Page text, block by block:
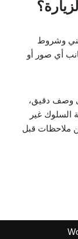
وشروط
أي صور أو
وصف دقيق،
السلوك غير
ملاحظات قبل